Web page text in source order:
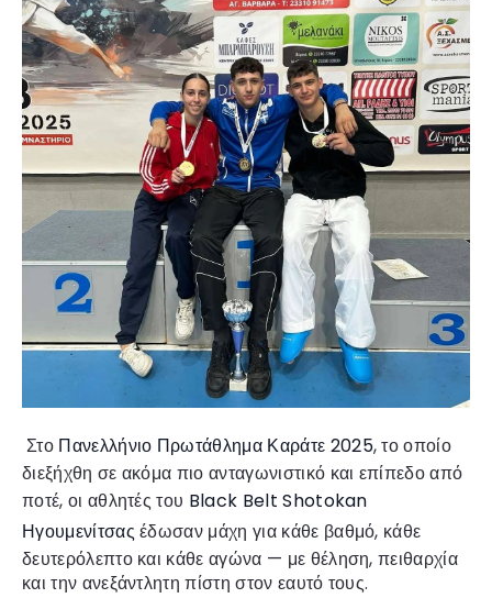
Στο Πανελλήνιο Πρωτάθλημα Καράτε 2025, το οποίο
διεξήχθη σε ακόμα πιο ανταγωνιστικό και επίπεδο από
ποτέ, οι αθλητές του Black Belt Shotokan
Ηγουμενίτσας έδωσαν μάχη για κάθε βαθμό, κάθε
δευτερόλεπτο και κάθε αγώνα — με θέληση, πειθαρχία
και την ανεξάντλητη πίστη στον εαυτό τους.